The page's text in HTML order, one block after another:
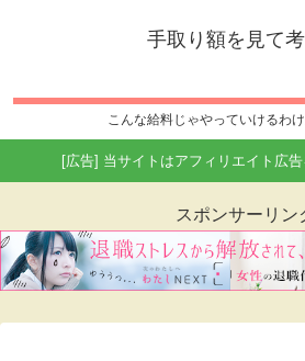
手取り額を見て
こんな給料じゃやっていけるわけ
[広告] 当サイトはアフィリエイト広告
スポンサーリン